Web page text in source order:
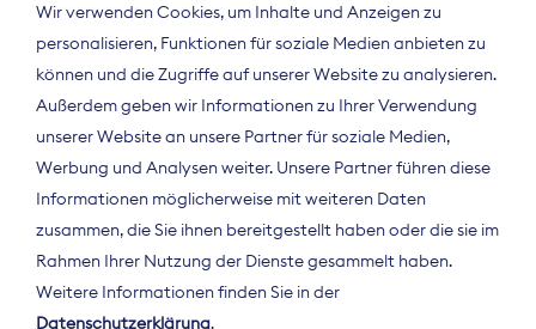
Der Bundesverband Digitalpublisher und
Zeitungsverleger (BDZV) vertritt als
Wir verwenden Cookies, um Inhalte und Anzeigen zu
personalisieren, Funktionen für soziale Medien anbieten zu
können und die Zugriffe auf unserer Website zu analysieren.
Außerdem geben wir Informationen zu Ihrer Verwendung
unserer Website an unsere Partner für soziale Medien,
Werbung und Analysen weiter. Unsere Partner führen diese
Informationen möglicherweise mit weiteren Daten
zusammen, die Sie ihnen bereitgestellt haben oder die sie im
Rahmen Ihrer Nutzung der Dienste gesammelt haben.
Weitere Informationen finden Sie in der
Datenschutzerklärung.